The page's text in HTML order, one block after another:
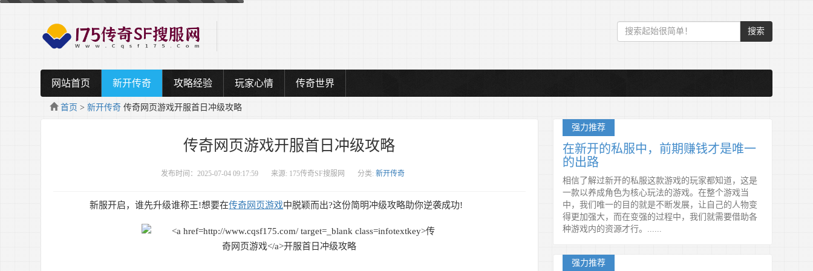
搜索
网站首页 新开传奇 攻略经验 玩家心情 传奇世界
首页 >新开传奇 传奇网页游戏开服首日冲级攻略
传奇网页游戏开服首日冲级攻略
发布时间：2025-07-04 09:17:59 来源: 175传奇SF搜服网 分类:新开传奇
新服开启，谁先升级谁称王!想要在传奇网页游戏中脱颖而出?这份简明冲级攻略助你逆袭成功!
强力推荐
在新开的私服中，前期赚钱才是唯一
的出路
相信了解过新开的私服这款游戏的玩家都知道，这是
一款以养成角色为核心玩法的游戏。在整个游戏当
中，我们唯一的目的就是不断发展，让自己的人物变
得更加强大，而在变强的过程中，我们就需要借助各
种游戏内的资源才行。......
强力推荐